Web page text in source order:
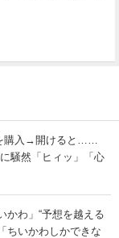
を購入→開けると……
に騒然「ヒィッ」「心
かわ」“予想を越える
ちいかわしかできな